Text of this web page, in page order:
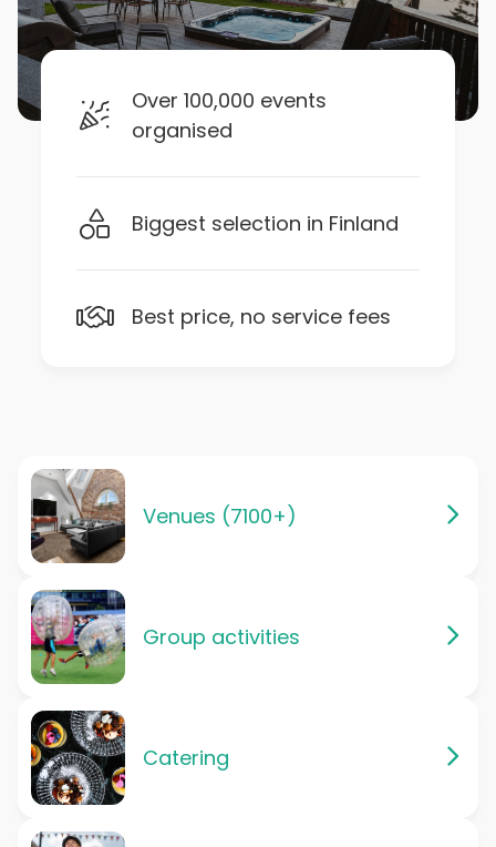
Over 100,000 events
organised
Biggest selection in Finland
Best price, no service fees
Venues (7100+)
Group activities
Catering